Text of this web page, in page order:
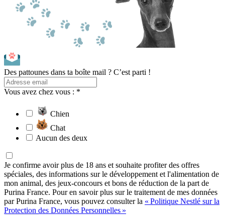
Des pattounes dans ta boîte mail ? C’est parti !
Vous avez chez vous : *
Chien
Chat
Aucun des deux
Je confirme avoir plus de 18 ans et souhaite profiter des offres
spéciales, des informations sur le développement et l'alimentation de
mon animal, des jeux-concours et bons de réduction de la part de
Purina France. Pour en savoir plus sur le traitement de mes données
par Purina France, vous pouvez consulter la « Politique Nestlé sur la
Protection des Données Personnelles »